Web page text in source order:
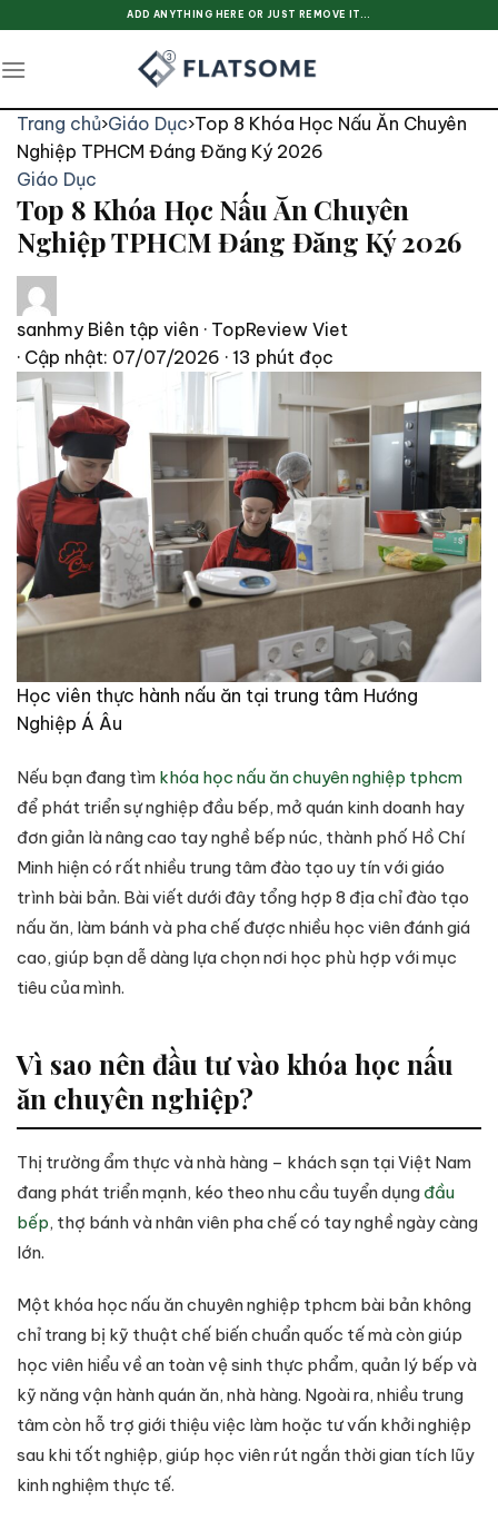
content
ADD ANYTHING HERE OR JUST REMOVE IT...
Trang chủ›Giáo Dục›Top 8 Khóa Học Nấu Ăn Chuyên
Nghiệp TPHCM Đáng Đăng Ký 2026
Giáo Dục
Top 8 Khóa Học Nấu Ăn Chuyên
Nghiệp TPHCM Đáng Đăng Ký 2026
sanhmy Biên tập viên · TopReview Viet
· Cập nhật: 07/07/2026 · 13 phút đọc
Học viên thực hành nấu ăn tại trung tâm Hướng
Nghiệp Á Âu
Nếu bạn đang tìm khóa học nấu ăn chuyên nghiệp tphcm
để phát triển sự nghiệp đầu bếp, mở quán kinh doanh hay
đơn giản là nâng cao tay nghề bếp núc, thành phố Hồ Chí
Minh hiện có rất nhiều trung tâm đào tạo uy tín với giáo
trình bài bản. Bài viết dưới đây tổng hợp 8 địa chỉ đào tạo
nấu ăn, làm bánh và pha chế được nhiều học viên đánh giá
cao, giúp bạn dễ dàng lựa chọn nơi học phù hợp với mục
tiêu của mình.
Vì sao nên đầu tư vào khóa học nấu
ăn chuyên nghiệp?
Thị trường ẩm thực và nhà hàng – khách sạn tại Việt Nam
đang phát triển mạnh, kéo theo nhu cầu tuyển dụng đầu
bếp, thợ bánh và nhân viên pha chế có tay nghề ngày càng
lớn.
Một khóa học nấu ăn chuyên nghiệp tphcm bài bản không
chỉ trang bị kỹ thuật chế biến chuẩn quốc tế mà còn giúp
học viên hiểu về an toàn vệ sinh thực phẩm, quản lý bếp và
kỹ năng vận hành quán ăn, nhà hàng. Ngoài ra, nhiều trung
tâm còn hỗ trợ giới thiệu việc làm hoặc tư vấn khởi nghiệp
sau khi tốt nghiệp, giúp học viên rút ngắn thời gian tích lũy
kinh nghiệm thực tế.